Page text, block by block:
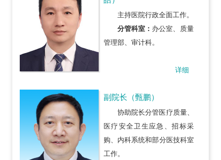
主持医院行政全面工作。
分管科室： 办公室、质量
管理部、审计科。
详细
副院长（甄鹏）
协助院长分管医疗质量、
医疗安全卫生应急、招标采
购、内科系统和部分医技科室
工作。